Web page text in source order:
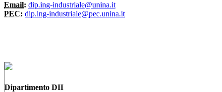
Email: dip.ing-industriale@unina.it
PEC: dip.ing-industriale@pec.unina.it
Dipartimento DII